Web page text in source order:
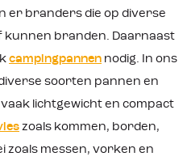
er branders die op diverse
branden. Daarnaast
campingpannen nodig. In ons
soorten pannen en
lichtgewicht en compact
zoals kommen, borden,
zoals messen, vorken en